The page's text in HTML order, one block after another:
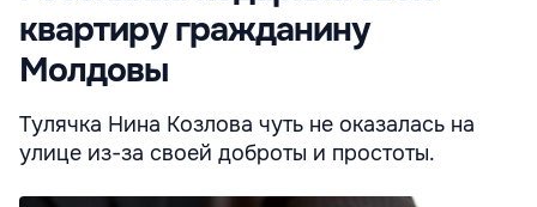
квартиру гражданину
Молдовы
Тулячка Нина Козлова чуть не оказалась на
улице из-за своей доброты и простоты.